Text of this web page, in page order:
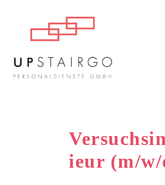
ieur (m/